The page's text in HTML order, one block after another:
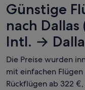
Günstige
nach
Intl. →
Die Preise wurden
mit einfachen
Rückflügen ab 322